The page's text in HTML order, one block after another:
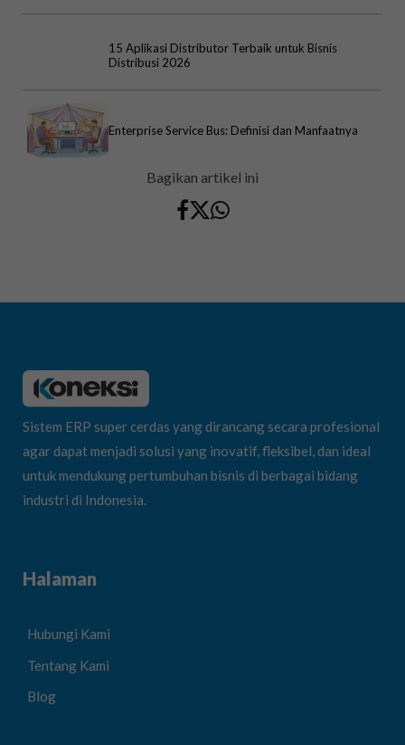
15 Aplikasi Distributor Terbaik untuk Bisnis
Distribusi 2026
Enterprise Service Bus: Definisi dan Manfaatnya
Bagikan artikel ini
Sistem ERP super cerdas yang dirancang secara profesional
agar dapat menjadi solusi yang inovatif, fleksibel, dan ideal
untuk mendukung pertumbuhan bisnis di berbagai bidang
industri di Indonesia.
Halaman
Hubungi Kami
Tentang Kami
Blog